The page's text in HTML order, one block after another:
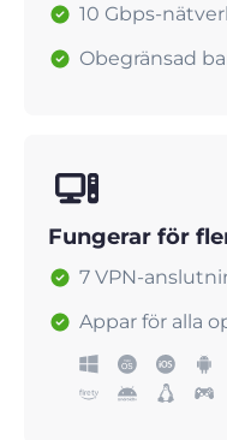
10 Gbps-
Obegränsad
Fungerar för
7 VPN-
Appar för alla